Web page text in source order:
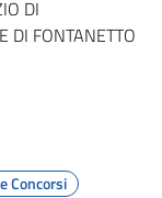
DI
DI FONTANETTO
Concorsi